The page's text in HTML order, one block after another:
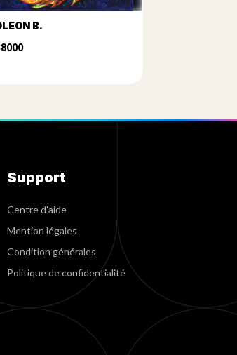
B.
Support
Centre d'aide
Mention légales
Condition générales
Politique de confidentialité